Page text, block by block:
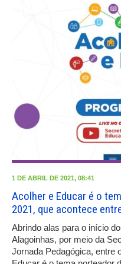
1 DE ABRIL DE 2021, 08:41
Acolher e Educar é o
2021, que acontece
Abrindo alas para o início
Alagoinhas, por meio da
Jornada Pedagógica, entre